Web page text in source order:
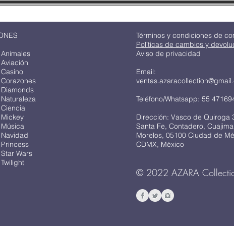
Wars
Términos y condiciones de
Políticas de cambios y
Aviso de privacidad
Email:
Teléfono/Whatsapp: 55
Dirección: Vasco de Quiroga
Santa Fe, Contadero,
Morelos, 05100 Ciudad de
CDMX, México
© 2022 AZARA